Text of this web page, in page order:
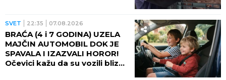
SVET 22:35 07.08.2026
BRAĆA (4 i 7 GODINA) UZELA
MAJČIN AUTOMOBIL DOK JE
SPAVALA I IZAZVALI HOROR!
Očevici kažu da su vozili blizu